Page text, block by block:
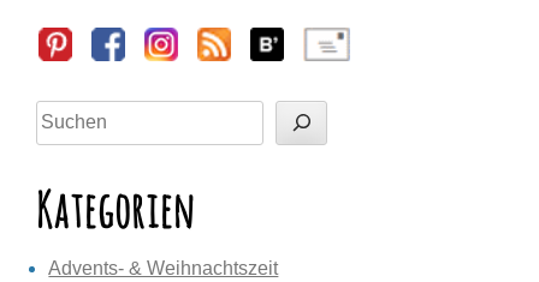
Sidebar
Suchen
Kategorien
Advents- & Weihnachtszeit